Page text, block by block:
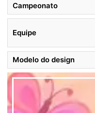
Campeonato
Equipe
Modelo do design